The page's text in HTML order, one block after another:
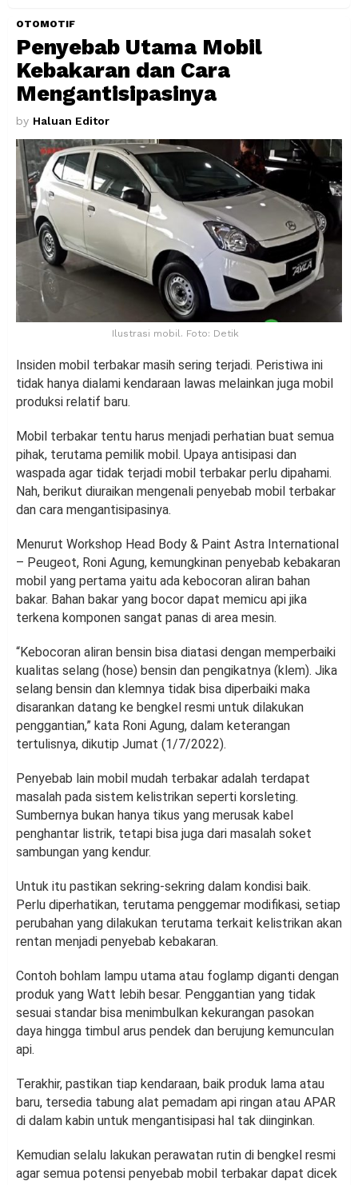
OTOMOTIF
Penyebab Utama Mobil
Kebakaran dan Cara
Mengantisipasinya
by Haluan Editor
Ilustrasi mobil. Foto: Detik
Insiden mobil terbakar masih sering terjadi. Peristiwa ini
tidak hanya dialami kendaraan lawas melainkan juga mobil
produksi relatif baru.
Mobil terbakar tentu harus menjadi perhatian buat semua
pihak, terutama pemilik mobil. Upaya antisipasi dan
waspada agar tidak terjadi mobil terbakar perlu dipahami.
Nah, berikut diuraikan mengenali penyebab mobil terbakar
dan cara mengantisipasinya.
Menurut Workshop Head Body & Paint Astra International
– Peugeot, Roni Agung, kemungkinan penyebab kebakaran
mobil yang pertama yaitu ada kebocoran aliran bahan
bakar. Bahan bakar yang bocor dapat memicu api jika
terkena komponen sangat panas di area mesin.
“Kebocoran aliran bensin bisa diatasi dengan memperbaiki
kualitas selang (hose) bensin dan pengikatnya (klem). Jika
selang bensin dan klemnya tidak bisa diperbaiki maka
disarankan datang ke bengkel resmi untuk dilakukan
penggantian,” kata Roni Agung, dalam keterangan
tertulisnya, dikutip Jumat (1/7/2022).
Penyebab lain mobil mudah terbakar adalah terdapat
masalah pada sistem kelistrikan seperti korsleting.
Sumbernya bukan hanya tikus yang merusak kabel
penghantar listrik, tetapi bisa juga dari masalah soket
sambungan yang kendur.
Untuk itu pastikan sekring-sekring dalam kondisi baik.
Perlu diperhatikan, terutama penggemar modifikasi, setiap
perubahan yang dilakukan terutama terkait kelistrikan akan
rentan menjadi penyebab kebakaran.
Contoh bohlam lampu utama atau foglamp diganti dengan
produk yang Watt lebih besar. Penggantian yang tidak
sesuai standar bisa menimbulkan kekurangan pasokan
daya hingga timbul arus pendek dan berujung kemunculan
api.
Terakhir, pastikan tiap kendaraan, baik produk lama atau
baru, tersedia tabung alat pemadam api ringan atau APAR
di dalam kabin untuk mengantisipasi hal tak diinginkan.
Kemudian selalu lakukan perawatan rutin di bengkel resmi
agar semua potensi penyebab mobil terbakar dapat dicek